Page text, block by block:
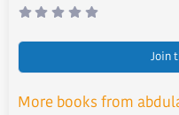
0
0
(
Join
More books from